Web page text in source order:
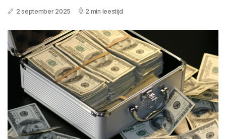
2 september 2025 2 min leestijd